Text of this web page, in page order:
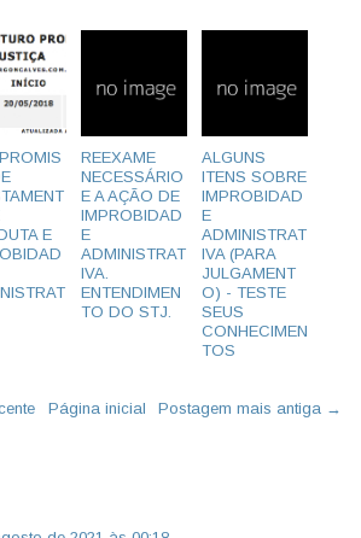
E
REEXAME
NECESSÁRIO
E A AÇÃO DE
IMPROBIDAD
E
ADMINISTRAT
IVA.
ENTENDIMEN
TO DO STJ.
ALGUNS
ITENS SOBRE
IMPROBIDAD
E
ADMINISTRAT
IVA (PARA
JULGAMENT
O) - TESTE
SEUS
CONHECIMEN
TOS
Postagem mais antiga →
Página inicial